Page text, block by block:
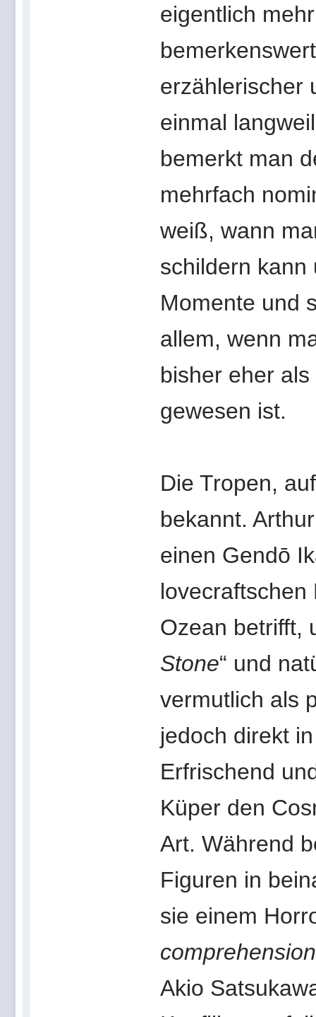
eigentlich
erzählerischer
einmal
bemerkt man
mehrfach
weiß, wann
schildern kann
Momente und
allem, wenn
bisher eher
gewesen ist.
Die Tropen,
bekannt.
einen Gendō
lovecraftschen
Ozean betrifft,
Stone“ und
vermutlich als
jedoch direkt
Erfrischend
Küper den
Art. Während
Figuren in
sie einem
comprehension
Akio